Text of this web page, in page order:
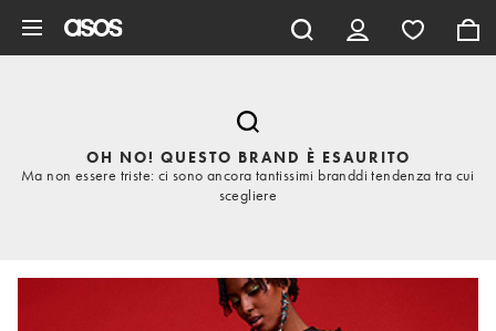
OH NO! QUESTO BRAND È ESAURITO
Ma non essere triste: ci sono ancora tantissimi branddi tendenza tra cui
scegliere